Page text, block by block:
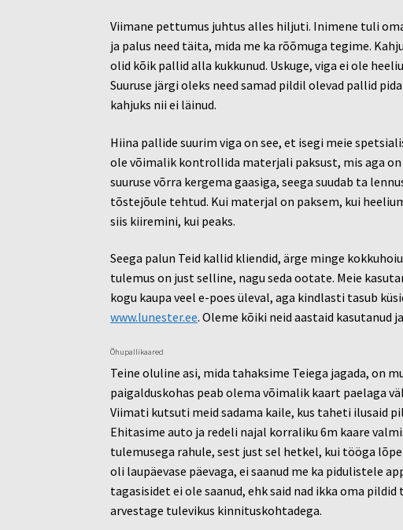
Viimane pettumus juhtus alles hiljuti. Inimene tuli
ja palus need täita, mida me ka rõõmuga tegime.
olid kõik pallid alla kukkunud. Uskuge, viga ei ole
Suuruse järgi oleks need samad pildil olevad pallid
kahjuks nii ei läinud.
Hiina pallide suurim viga on see, et isegi meie
ole võimalik kontrollida materjali paksust, mis aga
suuruse võrra kergema gaasiga, seega suudab ta
tõstejõule tehtud. Kui materjal on paksem, kui
siis kiiremini, kui peaks.
Seega palun Teid kallid kliendid, ärge minge
tulemus on just selline, nagu seda ootate. Meie
kogu kaupa veel e-poes üleval, aga kindlasti tasub
www.lunester.ee. Oleme kõiki neid aastaid kasutanud
Õhupallikaared
Teine oluline asi, mida tahaksime Teiega jagada, on
paigalduskohas peab olema võimalik kaart paelaga
Viimati kutsuti meid sadama kaile, kus taheti ilusaid
Ehitasime auto ja redeli najal korraliku 6m kaare
tulemusega rahule, sest just sel hetkel, kui tööga
oli laupäevase päevaga, ei saanud me ka pidulistele
tagasisidet ei ole saanud, ehk said nad ikka oma
arvestage tulevikus kinnituskohtadega.